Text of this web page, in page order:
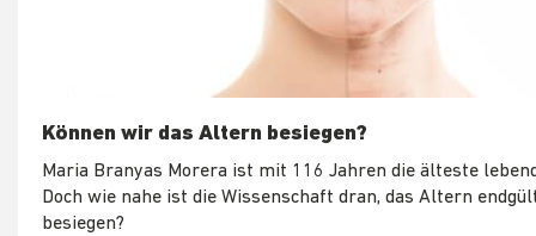
Können wir das Altern besiegen?
Maria Branyas Morera ist mit 116 Jahren die älteste
Doch wie nahe ist die Wissenschaft dran, das Altern
besiegen?